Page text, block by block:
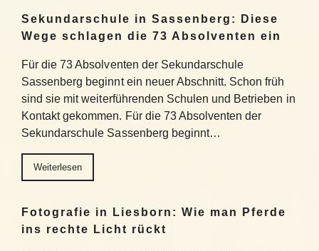
Sekundarschule in Sassenberg: Diese
Wege schlagen die 73 Absolventen ein
Für die 73 Absolventen der Sekundarschule
Sassenberg beginnt ein neuer Abschnitt. Schon früh
sind sie mit weiterführenden Schulen und Betrieben in
Kontakt gekommen. Für die 73 Absolventen der
Sekundarschule Sassenberg beginnt…
Weiterlesen
Fotografie in Liesborn: Wie man Pferde
ins rechte Licht rückt